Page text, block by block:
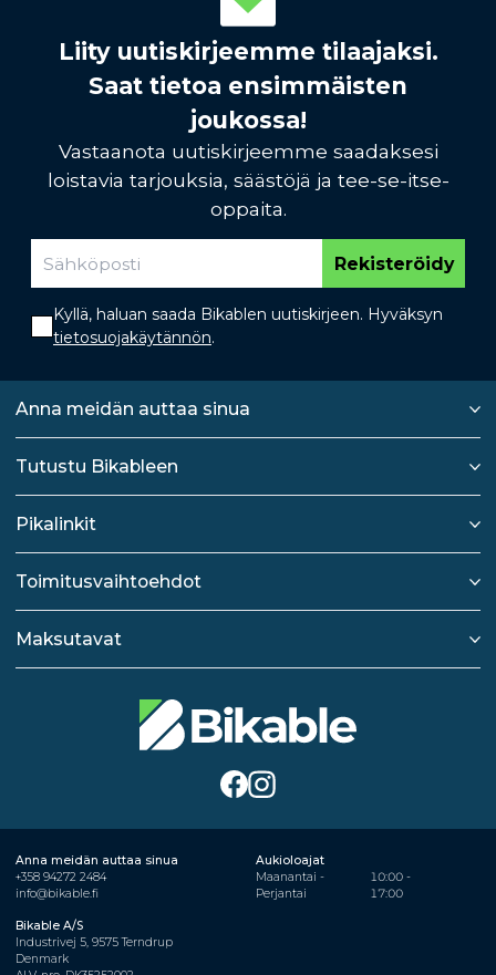
Liity uutiskirjeemme tilaajaksi.
Saat tietoa ensimmäisten
joukossa!
Vastaanota uutiskirjeemme saadaksesi
loistavia tarjouksia, säästöjä ja tee-se-itse-
oppaita.
Rekisteröidy
Kyllä, haluan saada Bikablen uutiskirjeen. Hyväksyn
tietosuojakäytännön.
Anna meidän auttaa sinua
Tutustu Bikableen
Pikalinkit
Toimitusvaihtoehdot
Maksutavat
Anna meidän auttaa sinua
+358 94272 2484
info@bikable.fi
Aukioloajat
Maanantai -
Perjantai
10:00 -
17:00
Bikable A/S
Industrivej 5, 9575 Terndrup
Denmark